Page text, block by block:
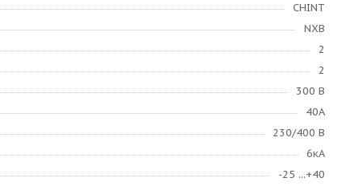
CHINT
NXB
2
2
300 В
40А
230/400 В
6кА
-25 ...+40